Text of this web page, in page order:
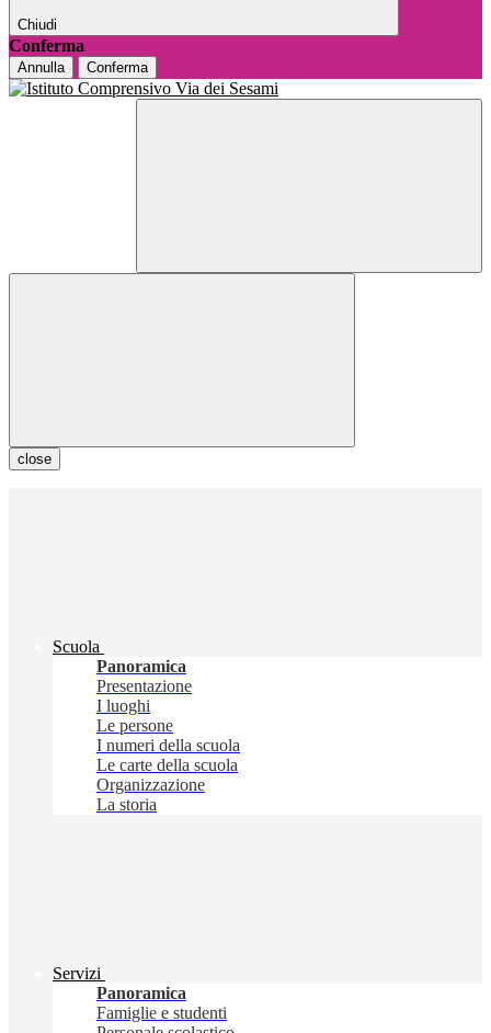
Chiudi
Conferma
Annulla Conferma
close
Scuola
Panoramica
Presentazione
I luoghi
Le persone
I numeri della scuola
Le carte della scuola
Organizzazione
La storia
Servizi
Panoramica
Famiglie e studenti